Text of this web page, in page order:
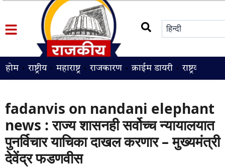
होम राष्ट्रीय महाराष्ट्र राजकारण क्राईम डायरी राष्ट्रवादी
fadanvis on nandani elephant
news : राज्य शासनही सर्वोच्च न्यायालयात
पुनर्विचार याचिका दाखल करणार – मुख्यमंत्री
देवेंद्र फडणवीस